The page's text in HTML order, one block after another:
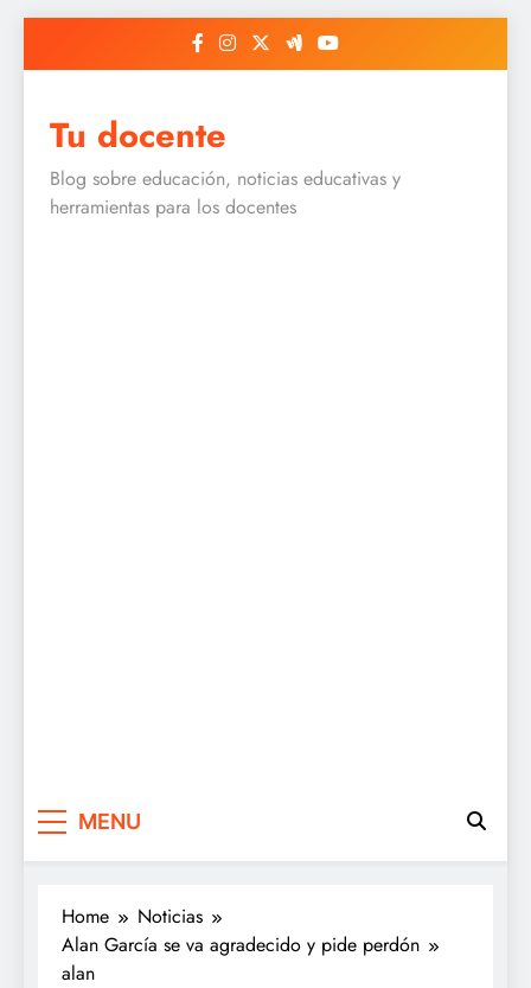
Tu docente
Blog sobre educación, noticias educativas y
herramientas para los docentes
MENU
Home
Noticias
Alan García se va agradecido y pide perdón
alan